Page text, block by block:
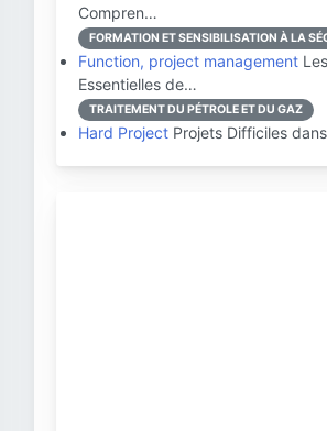
Compren…
FORMATION ET SENSIBILISATION À LA
Function, project management
Essentielles de…
TRAITEMENT DU PÉTROLE ET DU GAZ
Hard Project Projets Difficiles